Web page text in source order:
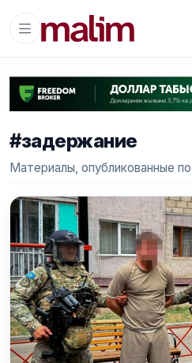
#задержание
Материалы, опубликованные